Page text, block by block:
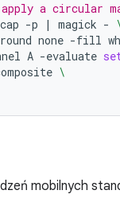
apply a circular
-p | magick -
none -fill
A -evaluate
\
mobilnych